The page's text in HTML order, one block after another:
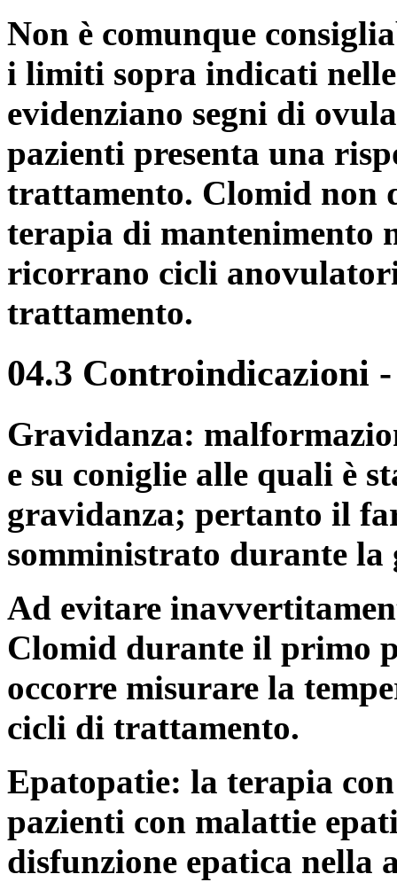
Non è comunque
i limiti sopra indicati
evidenziano segni di
pazienti presenta una
trattamento. Clomid non
terapia di mantenimento
ricorrano cicli
trattamento.
04.3 Controindicazioni
Gravidanza:
e su coniglie alle quali è
gravidanza; pertanto il
somministrato durante la
Ad evitare
Clomid durante il primo
occorre misurare la
cicli di trattamento.
Epatopatie: la terapia
pazienti con malattie
disfunzione epatica nella